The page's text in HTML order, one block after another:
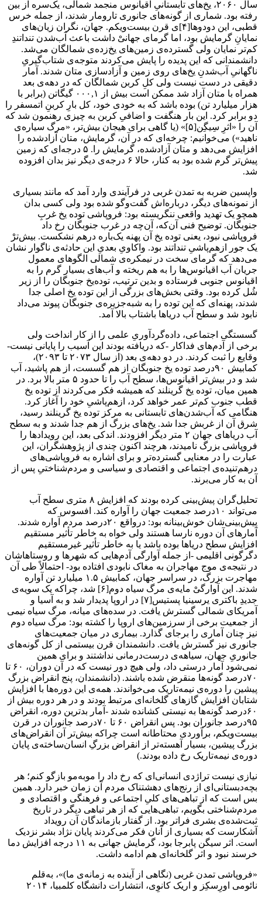
سال ۲۰۶۰، یخ‌های تابستانیِ اقیانوس منجمد شمالی، یک‌سره از بین
رفته بود. شماری از گونه‌های جانوری تارومار شدند، از جمله خرس
قطبی، این دودوها[۴]ی قرن بیست‌ویکم. جهان، نگران زیان‌های
نمایانِ گرمایش بود، اما گرمای جهانیْ داشت باعث آب‌شدن تنداتندِ
کم‌تر نمایان ولی گسترده‌ی زمین‌های یخ‌زده‌ی شمالگان می‌شد.
دانشمندانی که این پدیده را پایش می‌کردند متوجه‌ی شتاب‌گیریِ
ناگهانیِ آب‌شدنِ یخ‌های روی زمین و آزادسازی متان شدند. آمار
دقیقی در دست نیست ولی کلِ کربن شمالگان که در دهه‌ی بعد
همراه با متان آزاد شد ممکن است بیش از ۰۰۰,۱ گیگاتن (برابر با
هزار میلیارد تن) بوده باشد که به خودی خود، کل بارِ کربنِ اتمسفر را
دو برابر کرد. این بار هنگفت و اضافیِ کربن به چیزی رهنمون شد که
آن را «اثرِ سِیگِن[۵]» (یا گاهی برای هیجان بیش‌تر، «مرگ سیاره‌ی
ناهید») می‌خوانیم: چرخه‌ای که در آن، گرمایش، متان آزادشده را
افزایش می‌دهد و متان آزادشده، گرمایش را. ۵ درجه‌ای که زمین
پیش‌تر گرم شده بود به کنار، حالا ۶ درجه‌ی دیگر نیز بدان افزوده
شد.
واپسین ضربه به تمدن غربی در فرآیندی وارد آمد که مانند بسیاری
از نمونه‌های دیگر، درباره‌اش گفت‌وگو شده بود ولی کسی بدان
همچو یک تهدید واقعی ننگریسته بود: فروپاشی توده یخ غربِ
جنوبگان. توضیح فنی آن‌که، آن‌چه در غرب جنوبگان رخ داد
فروپاشی نبود، یعنی توده یخ آن پهنه یک‌باره درهم نشکست. بیش‌ترْ
یک جور ازهم‌پاشیِ تنداتند بود. واکاویِ بعدیِ این حادثه‌ی ناگوار نشان
می‌دهد که گرمای سخت در نیمکره‌ی شمالی الگوهای معمول
جریان آب اقیانوس‌ها را به هم ریخته و آب‌های بسیار گرم را به
اقیانوس جنوبی فرستاده و بدین ترتیب، توده‌یخ جنوبگان را از زیر
شُل کرده بود. وقتی بخش‌های بزرگی از این توده یخ اصلی جدا
شدند، پهنه‌ای که این توده را به شبه‌جزیره‌ی جنوبگان پیوند می‌داد
نابود شد و سطح آب دریاها باشتاب بالا آمد.
گسستگی اجتماعی، داده‌‌گردآوریِ علمی را از کار انداخت ولی
برخی از آدم‌های فداکار -که دریافته بودند این آسیب را پایانی نیست-
وقایع را ثبت کردند. در دو دهه‌ی بعد (از سال ۲۰۷۳ تا ۲۰۹۳)،
کمابیش ۹۰درصد توده‌ یخ جنوبگان از هم گسست، از هم پاشید، آب
شد و در بیش‌تر اقیانوس‌ها، سطح آب را تا حدود ۵ متر بالا برد. در
همین میان، توده یخ گرینلند که همیشه فکر می‌کردند از توده یخ
قطب جنوب کم‌تر عمر خواهد کرد، ازهم‌پاشیِ خود را آغاز کرد.
هنگامی که آب‌شدن‌های تابستانی به مرکز توده یخ گرینلند رسید،
شرق آن از غربش جدا شد. یخ‌های بزرگ از هم جدا شدند و به سطح
آب دریاهای جهان ۲ متر دیگر افزودند. اندکی بعد، این رویدادها را
فروپاشی بزرگ نامیدند، هرچند اکنون چندی از پژوهشگران، این
عبارت را در معنایی گسترده‌تر و برای اشاره به فروپاشی‌های
درهم‌تنیده‌ی اجتماعی و اقتصادی و سیاسی و مردم‌شناختیِ پس از
آن به کار می‌برند.
تحلیل‌گران پیش‌بینی کرده بودند که افزایش ۸ متری سطح آب
می‌تواند ۱۰درصد جمعیت جهان را آواره کند. افسوس که
پیش‌بینی‌شان خوش‌بینانه بود: درواقع ۲۰درصد مردم آواره شدند.
آمارهای آن دوره نارسا هستند ولی خواه به خاطر تأثیر مستقیم
افزایش سطح دریاها بوده باشد یا به خاطر تأثیر غیرمستقیم
دگرگونی اقلیمی -از جمله آوارگی آدم‌هایی که شهرها و روستاهاشان
در نتیجه‌ی موج مهاجران به مغاک نابودی افتاده بود- احتمالاً طی آن
مهاجرت بزرگ، در سراسر جهان، کمابیش ۱.۵ میلیارد تن آواره
شدند. این آوارگیْ مایه‌ی مرگ سیاه دوم[۶] شد، چراکه یک سویه‌ی
جدیدِ باکتری یرسینیا پستیس[۷] در اروپا پدیدار شد و به آسیا و
آمریکای شمالی گسترش یافت. در سده‌های میانه، مرگ سیاه نیمی
از جمعیت برخی از سرزمین‌های اروپا را کشته بود: مرگ سیاه دوم
نیز چنان آماری را برجای گذارد. بیماری در میان جمعیت‌های
جانوری نیز گسترش یافت. دانشمندان قرن بیستمی از کل گونه‌های
جانوریِ جهان، سیاهه‌ی درست‌درمانی نداشتند و برای همین
نمی‌شود آمار درستی داد، ولی هیچ دور نیست که در آن دوران، ۶۰ تا
۷۰درصد گونه‌ها منقرض شده باشند. (دانشمندان، پنج انقراض بزرگ
پیشین را دوره‌ی نیمه‌تاریک می‌خواندند. همه‌ی این دوره‌ها با افزایش
شتابان افزایش گازهای گلخانه‌ای مرتبط بودند و در هر دوره بیش از
۶۰درصد گونه‌ها به نیستی کشانده شدند -آمار بدترین دوره، انقراض
۹۵درصد جانوران بود. پس انقراض ۶۰ تا ۷۰درصد جانوران در قرن
بیست‌ویکم، برآوردی محتاطانه است چراکه بیش‌‌تر آن انقراض‌های
بزرگ پیشین، بسیار آهسته‌تر از انقراض بزرگِ انسان‌ساخته‌ی پایان
دوره‌ی نیمه‌تاریک رخ داده بودند.)
نیازی نیست تراژدی انسانی‌ای که رخ داد را موبه‌مو بازگو کنم؛ هر
بچه‌دبستانی‌ای از رنج‌های دهشتناک مردم آن زمان خبر دارد. همین
بس است که از تباهی‌های کلیِ اجتماعی و فرهنگی و اقتصادی و
مردم‌شناختی بگویم، تباهی‌هایی که از هر تباهی دیگر در تاریخ
ثبت‌شده‌ی بشری فراتر بود. از گفتار بازماندگان آن رویداد
آشکارست که بسیاری از آنان فکر می‌کردند پایان نژاد بشر نزدیک
است. اثر سیگن پابرجا بود، گرمایش جهانی به ۱۱ درجه افزایش دما
خرسند نبود و اثر گلخانه‌ای هم ادامه داشت.
«فروپاشی تمدن غربی (نگاهی از آینده به زمانه‌ی ما)»، به‌قلم
نائومی اورِسکِز و اریک کانوِی، انتشارات دانشگاه کلمبیا، ۲۰۱۴